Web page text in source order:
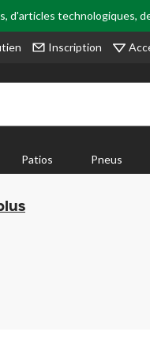
d'articles technologiques,
Inscription
Patios Pneus